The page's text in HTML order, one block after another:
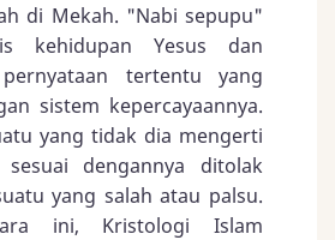
di Mekah. "Nabi sepupu"
kehidupan Yesus dan
tertentu yang
sistem kepercayaannya.
yang tidak dia mengerti
dengannya ditolak
yang salah atau palsu.
ini, Kristologi Islam